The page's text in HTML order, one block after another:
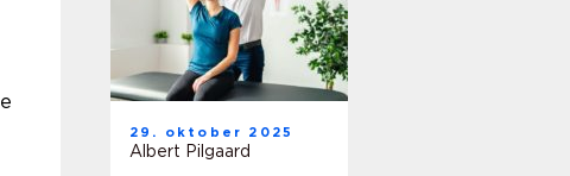
29. oktober 2025
Albert Pilgaard